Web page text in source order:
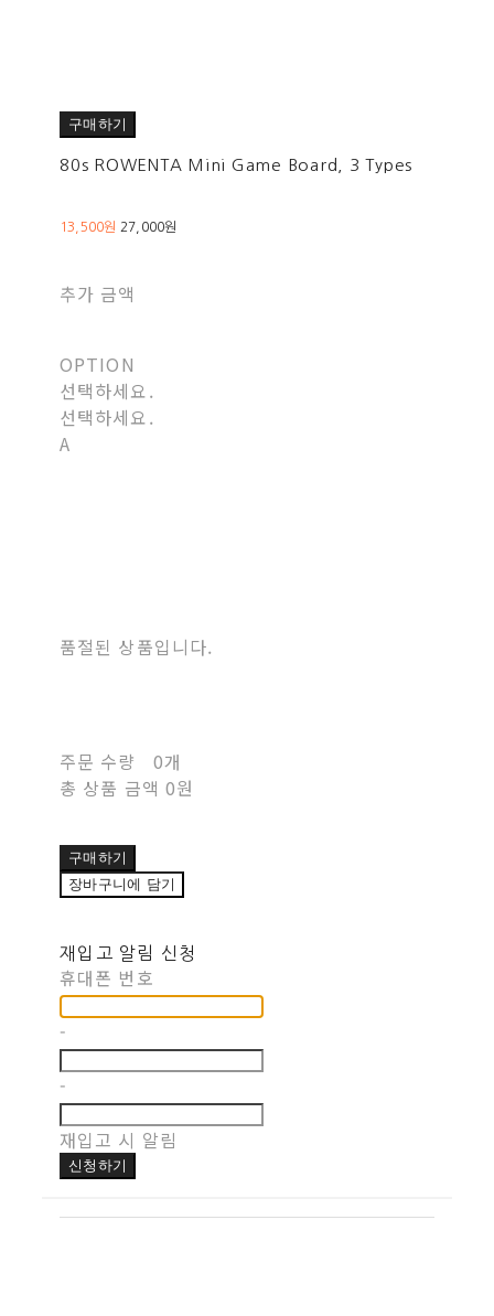
구매하기
80s ROWENTA Mini Game Board, 3 Types
13,500원 27,000원
추가 금액
OPTION
선택하세요.
선택하세요.
A
품절된 상품입니다.
주문 수량
0개
총 상품 금액 0원
구매하기
장바구니에 담기
재입고 알림 신청
휴대폰 번호
-
-
재입고 시 알림
신청하기